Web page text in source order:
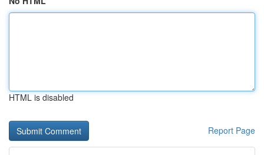
HTML is disabled
Report Page